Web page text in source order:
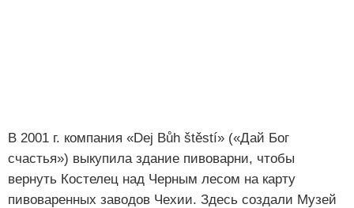
В 2001 г. компания «Dej Bůh štěstí» («Дай Бог
счастья») выкупила здание пивоварни, чтобы
вернуть Костелец над Черным лесом на карту
пивоваренных заводов Чехии. Здесь создали Музей